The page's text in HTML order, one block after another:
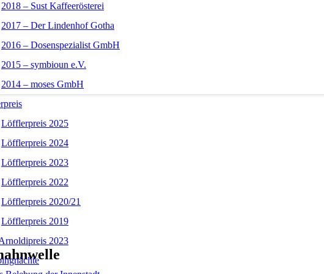
2018 – Sust Kaffeerösterei
2017 – Der Lindenhof Gotha
2016 – Dosenspezialist GmbH
2015 – symbioun e.V.
2014 – moses GmbH
Löfflerpreis 2025
Löfflerpreis 2024
Löfflerpreis 2023
Löfflerpreis 2022
Löfflerpreis 2020/21
Löfflerpreis 2019
2023